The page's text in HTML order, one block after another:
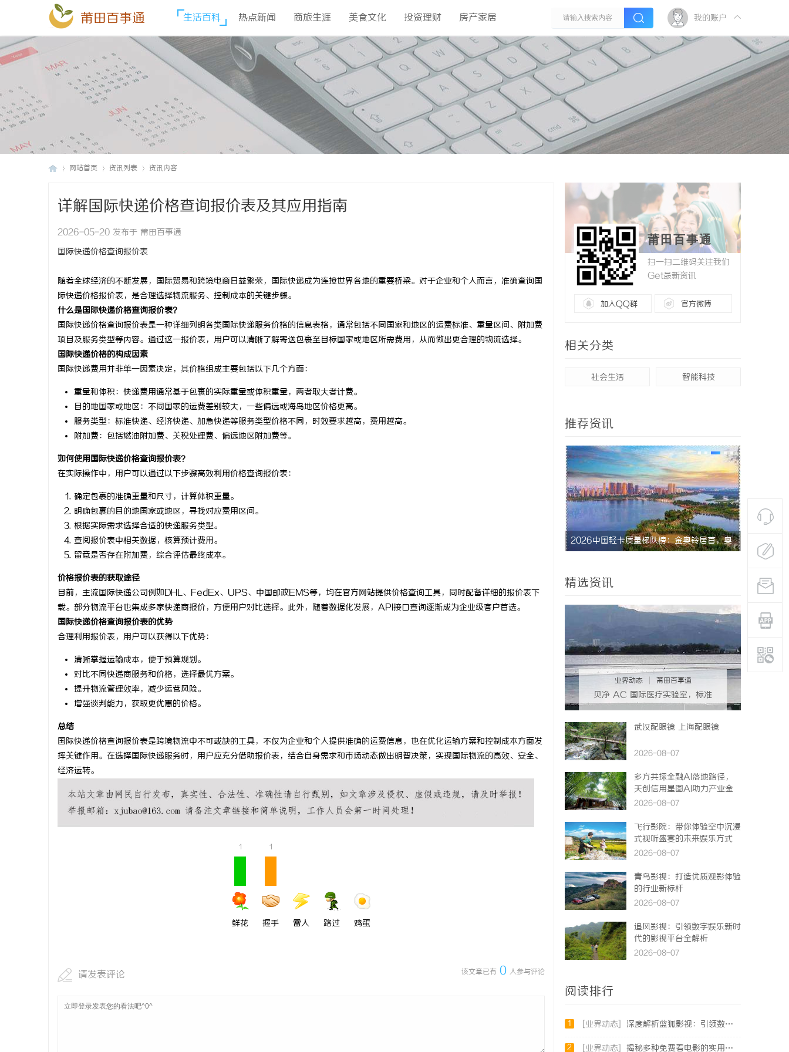
莆田百事通 生活百科 热点新闻 商旅生涯 美食文化 投资理财 房产家居 我的账户
网站首页 资讯列表 资讯内容
详解国际快递价格查询报价表及其应用指南
2026-05-20 发布于 莆田百事通
国际快递价格查询报价表
随着全球经济的不断发展，国际贸易和跨境电商日益繁荣，国际快递成为连接世界各地的重要桥梁。对于企业和个人而言，准确查询国
际快递价格报价表，是合理选择物流服务、控制成本的关键步骤。
什么是国际快递价格查询报价表？
国际快递价格查询报价表是一种详细列明各类国际快递服务价格的信息表格，通常包括不同国家和地区的运费标准、重量区间、附加费
项目及服务类型等内容。通过这一报价表，用户可以清晰了解寄送包裹至目标国家或地区所需费用，从而做出更合理的物流选择。
国际快递价格的构成因素
国际快递费用并非单一因素决定，其价格组成主要包括以下几个方面：
重量和体积： 快递费用通常基于包裹的实际重量或体积重量，两者取大者计费。
目的地国家或地区： 不同国家的运费差别较大，一些偏远或海岛地区价格更高。
服务类型： 标准快递、经济快递、加急快递等服务类型价格不同，时效要求越高，费用越高。
附加费： 包括燃油附加费、关税处理费、偏远地区附加费等。
如何使用国际快递价格查询报价表？
在实际操作中，用户可以通过以下步骤高效利用价格查询报价表：
确定包裹的准确重量和尺寸，计算体积重量。
明确包裹的目的地国家或地区，寻找对应费用区间。
根据实际需求选择合适的快递服务类型。
查阅报价表中相关数据，核算预计费用。
留意是否存在附加费，综合评估最终成本。
价格报价表的获取途径
目前，主流国际快递公司例如DHL、FedEx、UPS、中国邮政EMS等，均在官方网站提供价格查询工具，同时配备详细的报价表下
载。部分物流平台也集成多家快递商报价，方便用户对比选择。此外，随着数据化发展，API接口查询逐渐成为企业级客户首选。
国际快递价格查询报价表的优势
合理利用报价表，用户可以获得以下优势：
清晰掌握运输成本，便于预算规划。
对比不同快递商服务和价格，选择最优方案。
提升物流管理效率，减少运营风险。
增强谈判能力，获取更优惠的价格。
总结
国际快递价格查询报价表是跨境物流中不可或缺的工具，不仅为企业和个人提供准确的运费信息，也在优化运输方案和控制成本方面发
挥关键作用。在选择国际快递服务时，用户应充分借助报价表，结合自身需求和市场动态做出明智决策，实现国际物流的高效、安全、
经济运转。
1
鲜花
1
握手 雷人 路过 鸡蛋
该文章已有 0 人参与评论
请发表评论
莆田百事通
扫一扫二维码关注我们
Get最新资讯
加入QQ群 官方微博
相关分类
社会生活 智能科技
推荐资讯
武汉配眼镜 上海配眼镜 2026中国轻卡质量梯队榜：金奥铃居首，奥 深度解析国信
精选资讯
业界动态 莆田百事通
贝净 AC 国际医疗实验室，标准
化研发体系全解析
武汉配眼镜 上海配眼镜
2026-08-07
多方共探金融AI落地路径，
天创信用星图AI助力产业金
融智能升级
2026-08-07
飞行影院：带你体验空中沉浸
式视听盛宴的未来娱乐方式
2026-08-07
青鸟影视：打造优质观影体验
的行业新标杆
2026-08-07
追风影视：引领数字娱乐新时
代的影视平台全解析
2026-08-07
阅读排行
1 [业界动态] 深度解析蓝狐影视：引领数字娱乐新时代的先锋力量
2 [业界动态] 揭秘多种免费看电影的实用方法与平台推荐